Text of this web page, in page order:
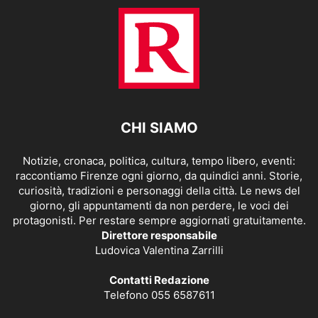
CHI SIAMO
Notizie, cronaca, politica, cultura, tempo libero, eventi:
raccontiamo Firenze ogni giorno, da quindici anni. Storie,
curiosità, tradizioni e personaggi della città. Le news del
giorno, gli appuntamenti da non perdere, le voci dei
protagonisti. Per restare sempre aggiornati gratuitamente.
Direttore responsabile
Ludovica Valentina Zarrilli
Contatti Redazione
Telefono 055 6587611